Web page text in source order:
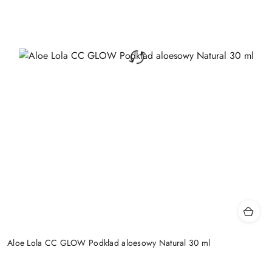
Aloe Lola CC GLOW Podkład aloesowy Natural 30 ml